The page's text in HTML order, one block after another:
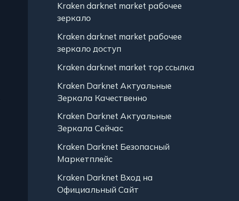
Kraken darknet market рабочее
зеркало
Kraken darknet market рабочее
зеркало доступ
Kraken darknet market тор ссылка
Kraken Darknet Актуальные
Зеркала Качественно
Kraken Darknet Актуальные
Зеркала Сейчас
Kraken Darknet Безопасный
Маркетплейс
Kraken Darknet Вход на
Официальный Сайт